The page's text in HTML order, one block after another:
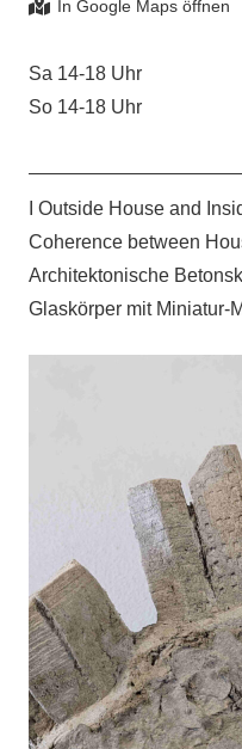
Sa 14-18 Uhr
So 14-18 Uhr
I Outside House and
Coherence between
Architektonische
Glaskörper mit Miniatur-